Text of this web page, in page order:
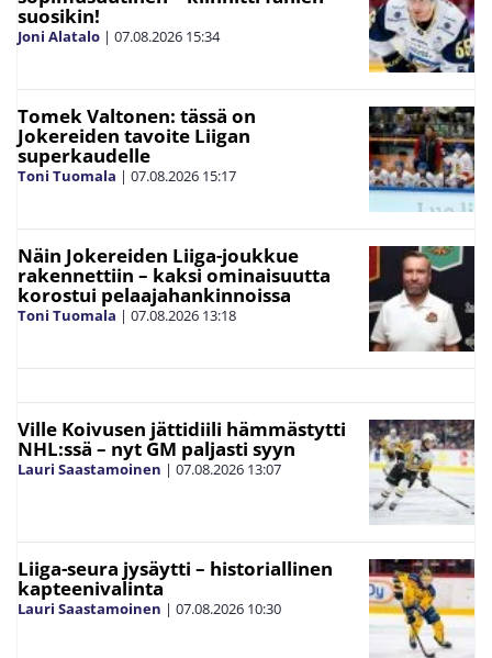
suosikin!
Joni Alatalo | 07.08.2026 15:34
Tomek Valtonen: tässä on
Jokereiden tavoite Liigan
superkaudelle
Toni Tuomala | 07.08.2026 15:17
Näin Jokereiden Liiga-joukkue
rakennettiin – kaksi ominaisuutta
korostui pelaajahankinnoissa
Toni Tuomala | 07.08.2026 13:18
Ville Koivusen jättidiili hämmästytti
NHL:ssä – nyt GM paljasti syyn
Lauri Saastamoinen | 07.08.2026 13:07
Liiga-seura jysäytti – historiallinen
kapteenivalinta
Lauri Saastamoinen | 07.08.2026 10:30